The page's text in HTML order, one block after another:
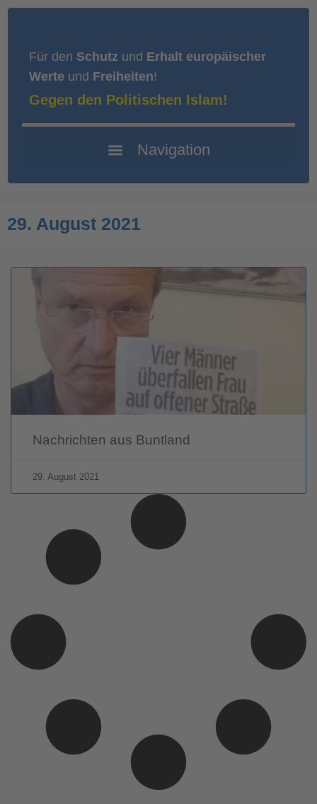
Für den Schutz und Erhalt europäischer
Werte und Freiheiten!
Gegen den Politischen Islam!
29. August 2021
Nachrichten aus Buntland
29. August 2021